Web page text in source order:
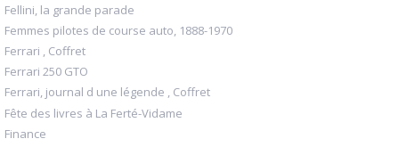
Fellini, la grande parade
Femmes pilotes de course auto, 1888-1970
Ferrari , Coffret
Ferrari 250 GTO
Ferrari, journal d une légende , Coffret
Fête des livres à La Ferté-Vidame
Finance